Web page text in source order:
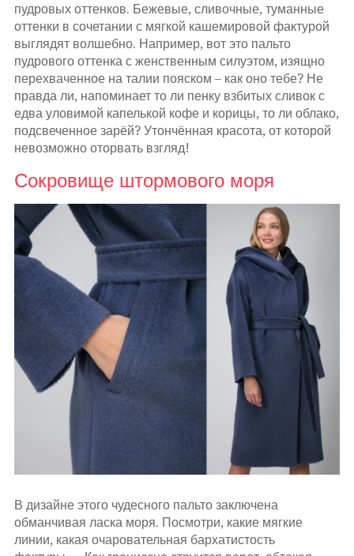
пудровых оттенков. Бежевые, сливочные, туманные
оттенки в сочетании с мягкой кашемировой фактурой
выглядят волшебно. Например, вот это пальто
пудрового оттенка с женственным силуэтом, изящно
перехваченное на талии пояском – как оно тебе? Не
правда ли, напоминает то ли пенку взбитых сливок с
едва уловимой капелькой кофе и корицы, то ли облако,
подсвеченное зарёй? Утончённая красота, от которой
невозможно оторвать взгляд!
Сокровище штормового моря
В дизайне этого чудесного пальто заключена
обманчивая ласка моря. Посмотри, какие мягкие
линии, какая очаровательная бархатистость